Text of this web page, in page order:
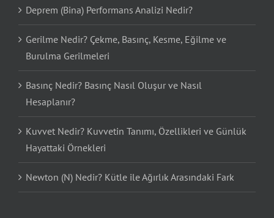
Deprem (Bina) Performans Analizi Nedir?
Gerilme Nedir? Çekme, Basınç, Kesme, Eğilme ve
Burulma Gerilmeleri
Basınç Nedir? Basınç Nasıl Oluşur ve Nasıl
Hesaplanır?
Kuvvet Nedir? Kuvvetin Tanımı, Özellikleri ve Günlük
Hayattaki Örnekleri
Newton (N) Nedir? Kütle ile Ağırlık Arasındaki Fark